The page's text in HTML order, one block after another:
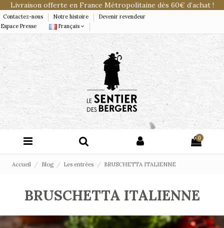
Livraison offerte en France Métropolitaine dès 60€ d’achat !
Contactez-nous Notre histoire
Devenir revendeur
Espace Presse
Français
0
Accueil Blog Les entrées BRUSCHETTA ITALIENNE
BRUSCHETTA ITALIENNE